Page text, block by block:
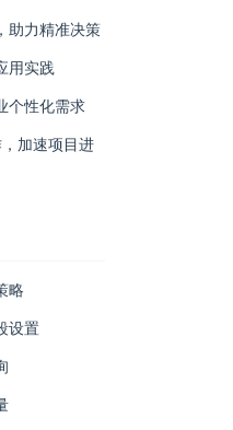
助力精准决策
用实践
个性化需求
加速项目进
略
设置